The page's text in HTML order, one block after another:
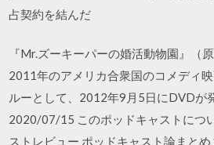
占契約を結んだ
『Mr.ズーキーパーの婚活動物園』（
2011年のアメリカ合衆国のコメディ
ルーとして、2012年9月5日にDVDが
2020/07/15 このポッドキャストにつ
ストレビュー ポッドキャスト論まと